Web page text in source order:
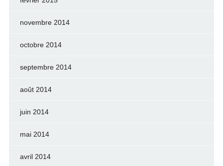
novembre 2014
octobre 2014
septembre 2014
août 2014
juin 2014
mai 2014
avril 2014